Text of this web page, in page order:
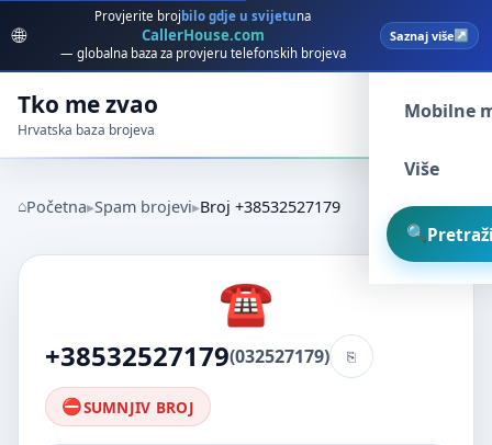
🌐
Provjerite broj bilo gdje u svijetuna
CallerHouse.com
— globalna baza za provjeru telefonskih brojeva
Saznaj više
Tko me zvao
Hrvatska baza brojeva
Spam
Mobilne
Više
Početna Spam brojevi Broj +38532527179
+38532527179(032527179)
SUMNJIV BROJ